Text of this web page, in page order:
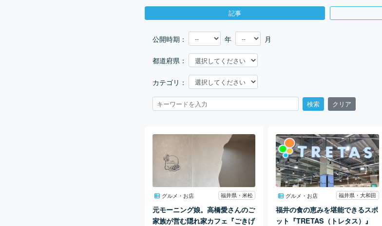
記事
公開時期： 年 月
都道府県：
カテゴリ：
検索 クリア
グルメ・お店 福井県・米松
元モーニング娘。高橋愛さんのご
家族が営む隠れ家カフェ『ごきげ
グルメ・お店 福井県・大和田
福井の食の恵みを堪能できるスポ
ット『TRETAS（トレタス）』